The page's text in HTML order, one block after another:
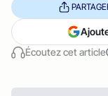
Écoutez cet article